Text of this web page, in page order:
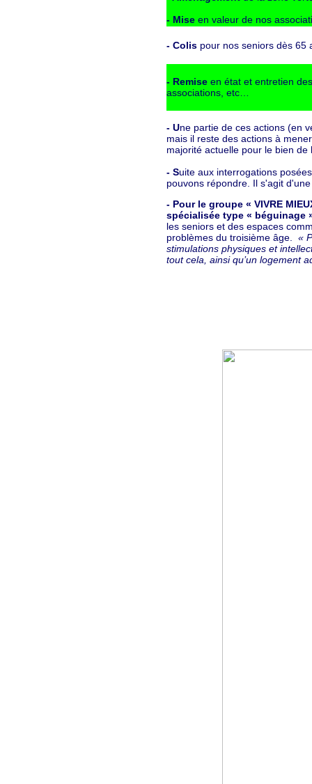
- Mise en valeur de nos
- Colis pour nos seniors dès 65
- Remise en état et entretien
associations, etc…
- Une partie de ces actions (en
mais il reste des actions à
majorité actuelle pour le bien
- Suite aux interrogations
pouvons répondre. Il s'agit
- Pour le groupe « VIVRE
spécialisée type « béguinage
les seniors et des espaces
problèmes du troisième âge. «
stimulations physiques et
tout cela, ainsi qu’un logement